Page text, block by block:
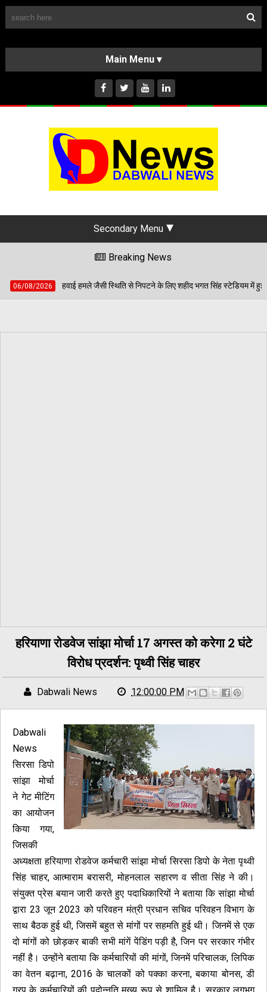
HOME
ABOUT US
INSTAGRAM
Secondary Menu
Breaking News
जैसी स्थिति से निपटने के लिए शहीद भगत सिंह स्टेडियम में हुई मॉक एक्सरसाइज, आठ घायलों
हरियाणा रोडवेज सांझा मोर्चा 17 अगस्त को करेगा 2 घंटे
विरोध प्रदर्शन: पृथ्वी सिंह चाहर
Dabwali News 12:00:00 PM
Dabwali
News
सिरसा डिपो
सांझा मोर्चा
ने गेट मीटिंग
का आयोजन
किया गया,
जिसकी
अध्यक्षता हरियाणा रोडवेज कर्मचारी सांझा मोर्चा सिरसा डिपो के नेता पृथ्वी
सिंह चाहर, आत्माराम बरासरी, मोहनलाल सहारण व सीता सिंह ने की।
संयुक्त प्रेस बयान जारी करते हुए पदाधिकारियों ने बताया कि सांझा मोर्चा
द्वारा 23 जून 2023 को परिवहन मंत्री प्रधान सचिव परिवहन विभाग के
साथ बैठक हुई थी, जिसमें बहुत से मांगों पर सहमति हुई थी। जिनमें से एक
दो मांगों को छोड़कर बाकी सभी मांगें पेंडिंग पड़ी है, जिन पर सरकार गंभीर
नहीं है। उन्होंने बताया कि कर्मचारियों की मांगों, जिनमें परिचालक, लिपिक
का वेतन बढ़ाना, 2016 के चालकों को पक्का करना, बकाया बोनस, डी